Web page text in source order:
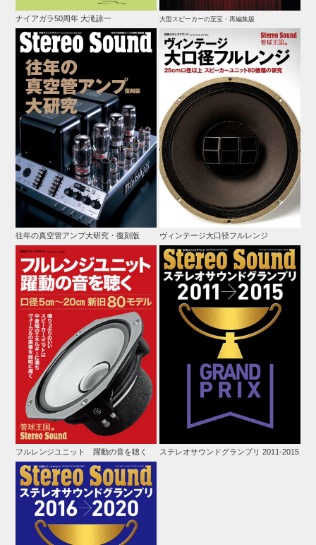
ナイアガラ50周年 大滝詠一 大型スピーカーの至宝・再編集版
往年の真空管アンプ大研究・復刻版 ヴィンテージ大口径フルレンジ
フルレンジユニット 躍動の音を聴く ステレオサウンドグランプリ 2011-2015